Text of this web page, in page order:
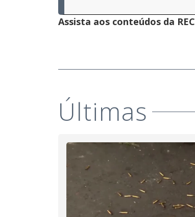
Assista aos conteúdos da
Últimas